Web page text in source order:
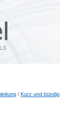
/Kurz und bündig